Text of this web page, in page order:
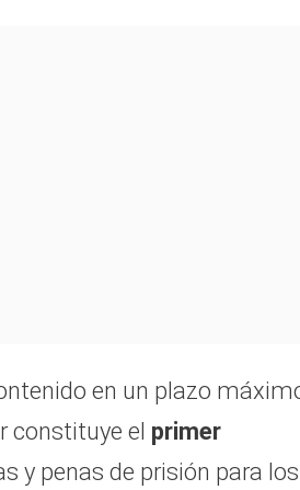
en un plazo
constituye el primer
y penas de prisión para los